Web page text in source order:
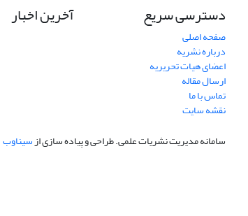
دسترسی سریع
صفحه اصلی
درباره نشریه
اعضای هیات تحریریه
ارسال مقاله
تماس با ما
نقشه سایت
آخرین اخبار
سامانه مدیریت نشریات علمی.طراحی و پیاده سازی ازسیناوب